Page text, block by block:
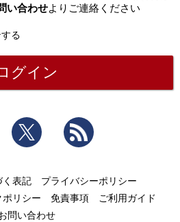
い合わせよりご連絡ください
る
Twitter
く表記
プライバシーポリシー
ポリシー 免責事項
ご利用ガイド
問い合わせ